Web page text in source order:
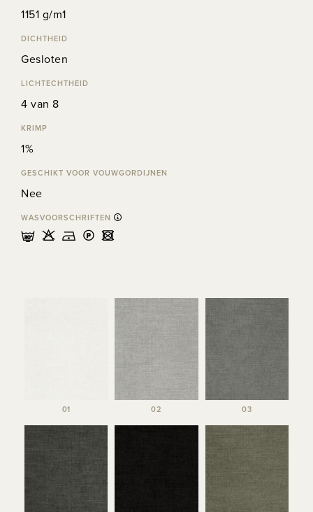
1151 g/m1
DICHTHEID
Gesloten
LICHTECHTHEID
4 van 8
KRIMP
1%
GESCHIKT VOOR VOUWGORDIJNEN
Nee
WASVOORSCHRIFTEN
mHDLU
01 02 03